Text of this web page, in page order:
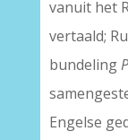
vanuit het
vertaald;
bundeling
Engelse